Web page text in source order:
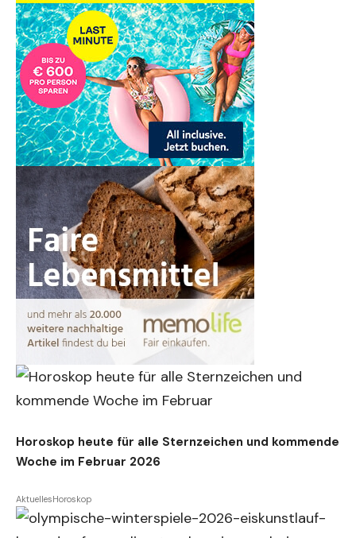
Horoskop heute für alle Sternzeichen und kommende
Woche im Februar 2026
AktuellesHoroskop